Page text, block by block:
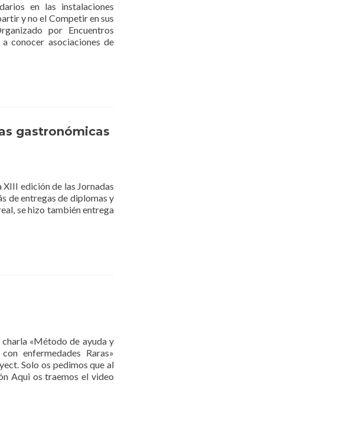
en las instalaciones
y no el Competir en sus
por Encuentros
conocer asociaciones de
gastronómicas
edición de las Jornadas
de entregas de diplomas y
se hizo también entrega
«Método de ayuda y
enfermedades Raras»
Solo os pedimos que al
Aqui os traemos el video